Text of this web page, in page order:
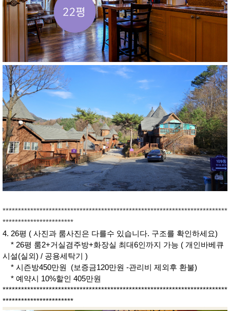
*************************************************************************
***********************
4. 26평 ( 사진과 룸사진은 다를수 있습니다. 구조를 확인하세요)
* 26평 룸2+거실겸주방+화장실 최대6인까지 가능 ( 개인바베큐
시설(실외) / 공용세탁기 )
* 시즌방450만원 (보증금120만원 -관리비 제외후 환불)
* 예약시 10%할인 405만원
*************************************************************************
***********************